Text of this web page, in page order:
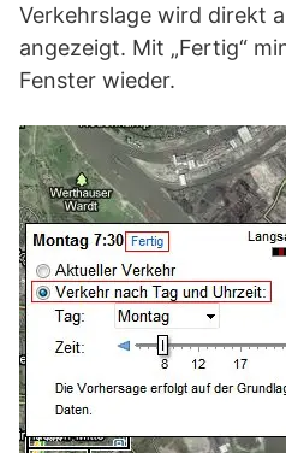
Verkehrslage wird direkt
angezeigt. Mit „Fertig“
Fenster wieder.